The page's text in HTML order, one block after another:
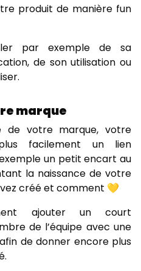
produit de manière fun
par exemple de sa
de son utilisation ou
marque
de votre marque, votre
facilement un lien
un petit encart au
la naissance de votre
créé et comment 💛
ajouter un court
de l’équipe avec une
de donner encore plus